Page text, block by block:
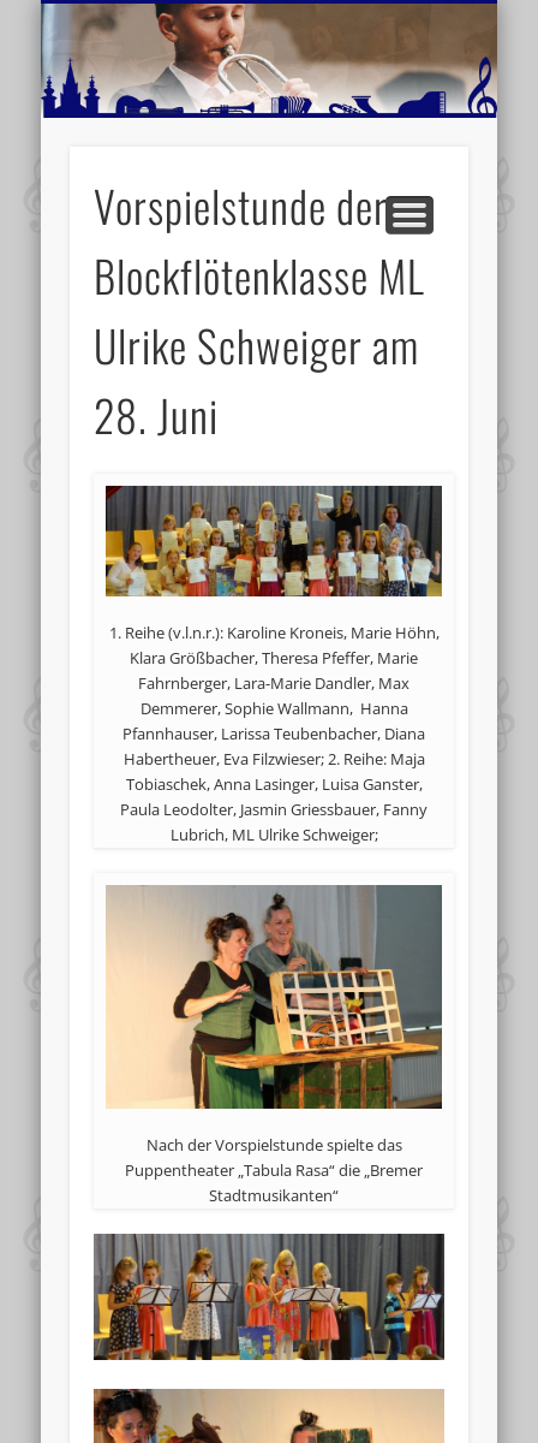
MUSIKSCHULE MARIAZELL
AKTUELLE BERICHTE
SCHULE
VIDEOS
VERANSTALTUNGSTIPPS
WEITERE INFORMATIONEN
Vorspielstunde der
Blockflötenklasse ML
Ulrike Schweiger am
28. Juni
1. Reihe (v.l.n.r.): Karoline Kroneis, Marie Höhn,
Klara Größbacher, Theresa Pfeffer, Marie
Fahrnberger, Lara-Marie Dandler, Max
Demmerer, Sophie Wallmann, Hanna
Pfannhauser, Larissa Teubenbacher, Diana
Habertheuer, Eva Filzwieser; 2. Reihe: Maja
Tobiaschek, Anna Lasinger, Luisa Ganster,
Paula Leodolter, Jasmin Griessbauer, Fanny
Lubrich, ML Ulrike Schweiger;
Nach der Vorspielstunde spielte das
Puppentheater „Tabula Rasa“ die „Bremer
Stadtmusikanten“